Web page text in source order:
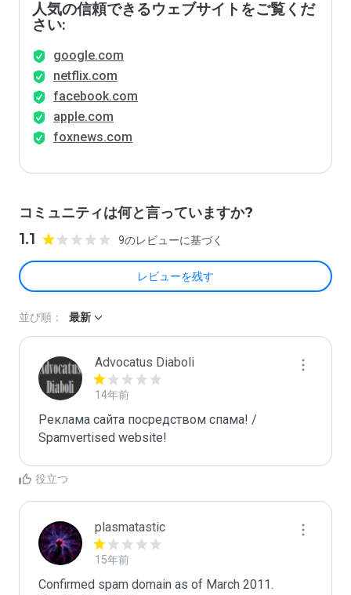
人気の信頼できるウェブサイトをご覧くだ
さい:
google.com
netflix.com
facebook.com
apple.com
foxnews.com
コミュニティは何と言っていますか?
1.1 9のレビューに基づく
レビューを残す
並び順： 最新
Advocatus Diaboli
14年前
Реклама сайта посредством спама! /
Spamvertised website!
役立つ
plasmatastic
15年前
Confirmed spam domain as of March 2011.